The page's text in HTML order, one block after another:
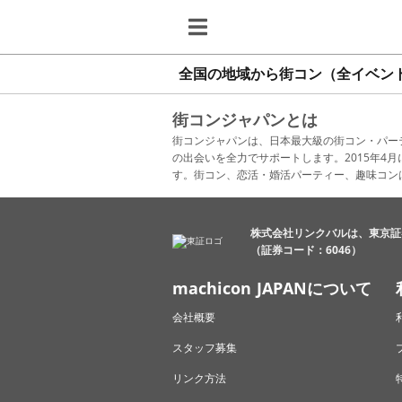
全国の地域から街コン（全イベン
街コンジャパンとは
街コンジャパンは、日本最大級の街コン・パ
の出会いを全力でサポートします。2015年4
す。街コン、恋活・婚活パーティー、趣味コ
株式会社リンクバルは、東京
（証券コード：6046）
machicon JAPANについて
会社概要
スタッフ募集
リンク方法